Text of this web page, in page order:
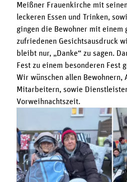
Meißner Frauenkirche mit
leckeren Essen und Trinken,
gingen die Bewohner mit einem
zufriedenen Gesichtsausdruck
bleibt nur, „Danke“ zu sagen.
Fest zu einem besonderen Fest
Wir wünschen allen Bewohnern,
Mitarbeitern, sowie
Vorweihnachtszeit.